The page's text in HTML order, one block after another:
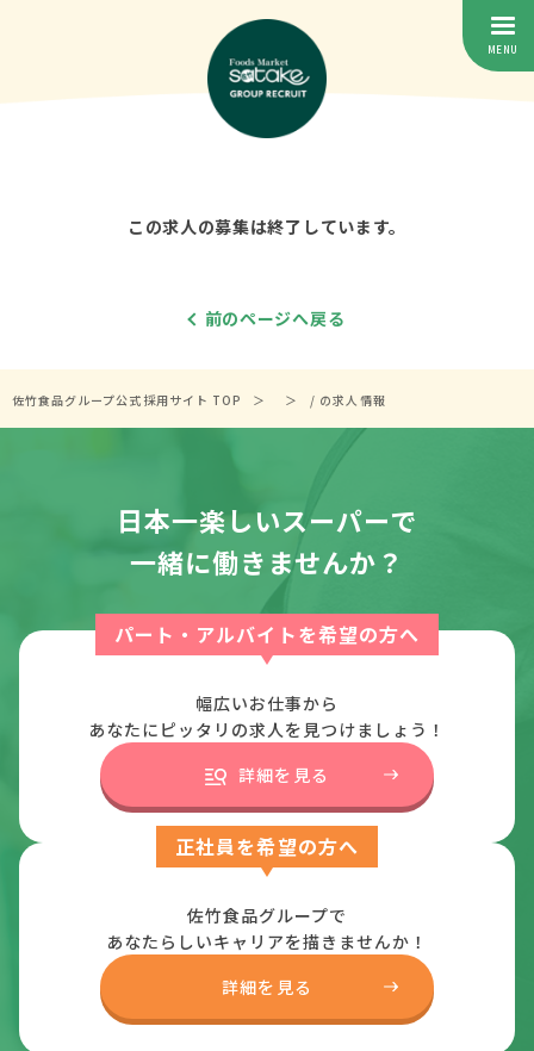
この求人の募集は終了しています。
前のページへ戻る
佐竹食品グループ公式採用サイト TOP / の求人情報
日本一楽しいスーパーで
一緒に働きませんか？
パート・アルバイトを希望の方へ
幅広いお仕事から
あなたにピッタリの求人を見つけましょう！
詳細を見る
正社員を希望の方へ
佐竹食品グループで
あなたらしいキャリアを描きませんか！
詳細を見る